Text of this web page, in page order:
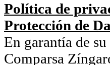
Política de
Protección de
En garantía de
Comparsa